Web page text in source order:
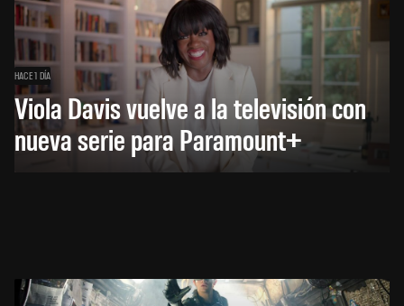
HACE 1 DÍA
Viola Davis vuelve a la televisión con
nueva serie para Paramount+